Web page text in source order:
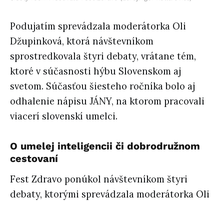
Podujatím sprevádzala moderátorka Oli
Džupinková, ktorá návštevníkom
sprostredkovala štyri debaty, vrátane tém,
ktoré v súčasnosti hýbu Slovenskom aj
svetom. Súčasťou šiesteho ročníka bolo aj
odhalenie nápisu JÁNY, na ktorom pracovali
viacerí slovenskí umelci.
O umelej inteligencii či dobrodružnom
cestovaní
Fest Zdravo ponúkol návštevníkom štyri
debaty, ktorými sprevádzala moderátorka Oli